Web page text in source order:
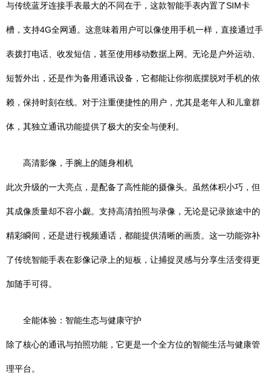
与传统蓝牙连接手表最大的不同在于，这款智能手表内置了SIM卡
槽，支持4G全网通。这意味着用户可以像使用手机一样，直接通过手
表拨打电话、收发短信，甚至使用移动数据上网。无论是户外运动、
短暂外出，还是作为备用通讯设备，它都能让你彻底摆脱对手机的依
赖，保持时刻在线。对于注重便捷性的用户，尤其是老年人和儿童群
体，其独立通讯功能提供了极大的安全与便利。
高清影像，手腕上的随身相机
此次升级的一大亮点，是配备了高性能的摄像头。虽然体积小巧，但
其成像质量却不容小觑。支持高清拍照与录像，无论是记录旅途中的
精彩瞬间，还是进行视频通话，都能提供清晰的画质。这一功能弥补
了传统智能手表在影像记录上的短板，让捕捉灵感与分享生活变得更
加随手可得。
全能体验：智能生态与健康守护
除了核心的通讯与拍照功能，它更是一个全方位的智能生活与健康管
理平台。